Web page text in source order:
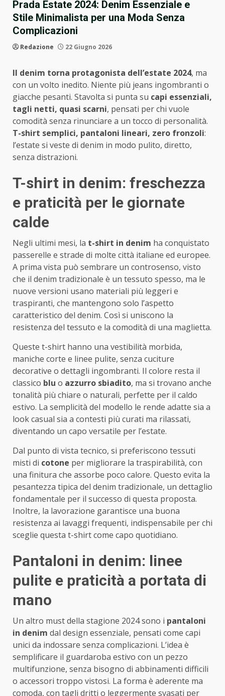
Prada Estate 2024: Denim Essenziale e
Stile Minimalista per una Moda Senza
Complicazioni
Redazione 22 Giugno 2026
Il denim torna protagonista dell’estate 2024, ma
con un volto inedito. Niente più jeans ingombranti o
giacche pesanti. Stavolta si punta su capi essenziali,
tagli netti, quasi scarni, pensati per chi vuole
comodità senza rinunciare a un tocco di personalità.
T-shirt semplici, pantaloni lineari, zero fronzoli:
l’estate si veste di denim in modo pulito, diretto,
senza distrazioni.
T-shirt in denim: freschezza
e praticità per le giornate
calde
Negli ultimi mesi, la t-shirt in denim ha conquistato
passerelle e strade di molte città italiane ed europee.
A prima vista può sembrare un controsenso, visto
che il denim tradizionale è un tessuto spesso, ma le
nuove versioni usano materiali più leggeri e
traspiranti, che mantengono solo l’aspetto
caratteristico del denim. Così si uniscono la
resistenza del tessuto e la comodità di una maglietta.
Queste t-shirt hanno una vestibilità morbida,
maniche corte e linee pulite, senza cuciture
decorative o dettagli ingombranti. Il colore resta il
classico blu o azzurro sbiadito, ma si trovano anche
tonalità più chiare o naturali, perfette per il caldo
estivo. La semplicità del modello le rende adatte sia a
look casual sia a contesti più curati ma rilassati,
diventando un capo versatile per l’estate.
Dal punto di vista tecnico, si preferiscono tessuti
misti di cotone per migliorare la traspirabilità, con
una finitura che assorbe poco calore. Questo evita la
pesantezza tipica del denim tradizionale, un dettaglio
fondamentale per il successo di questa proposta.
Inoltre, la lavorazione garantisce una buona
resistenza ai lavaggi frequenti, indispensabile per chi
sceglie questa t-shirt come capo quotidiano.
Pantaloni in denim: linee
pulite e praticità a portata di
mano
Un altro must della stagione 2024 sono i pantaloni
in denim dal design essenziale, pensati come capi
unici da indossare senza complicazioni. L’idea è
semplificare il guardaroba estivo con un pezzo
multifunzione, senza bisogno di abbinamenti difficili
o accessori troppo vistosi. La forma è aderente ma
comoda, con tagli dritti o leggermente svasati per